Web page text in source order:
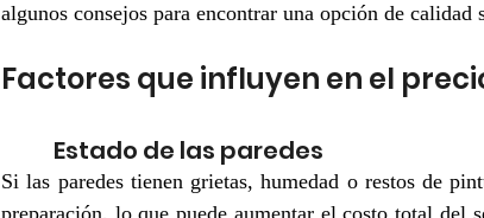
algunos consejos para encontrar una opción de calidad
Factores que influyen en el
Estado de las paredes
Si las paredes tienen grietas, humedad o restos de
preparación, lo que puede aumentar el costo total del